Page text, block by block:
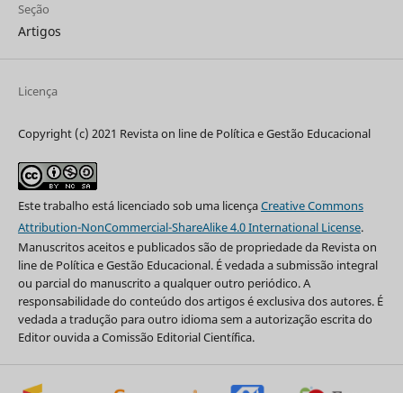
Seção
Artigos
Licença
Copyright (c) 2021 Revista on line de Política e Gestão Educacional
Este trabalho está licenciado sob uma licençaCreative Commons
Attribution-NonCommercial-ShareAlike 4.0 International License.
Manuscritos aceitos e publicados são de propriedade da Revista on
line de Política e Gestão Educacional. É vedada a submissão integral
ou parcial do manuscrito a qualquer outro periódico. A
responsabilidade do conteúdo dos artigos é exclusiva dos autores. É
vedada a tradução para outro idioma sem a autorização escrita do
Editor ouvida a Comissão Editorial Científica.